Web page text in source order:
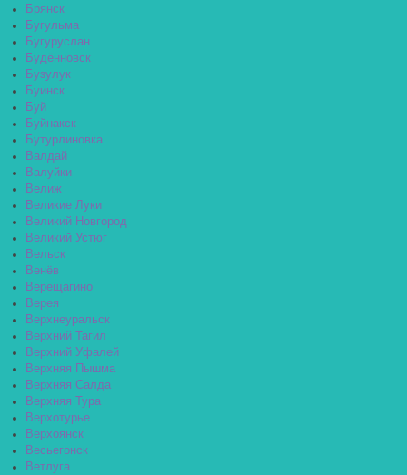
Брянск
Бугульма
Бугуруслан
Будённовск
Бузулук
Буинск
Буй
Буйнакск
Бутурлиновка
Валдай
Валуйки
Велиж
Великие Луки
Великий Новгород
Великий Устюг
Вельск
Венёв
Верещагино
Верея
Верхнеуральск
Верхний Тагил
Верхний Уфалей
Верхняя Пышма
Верхняя Салда
Верхняя Тура
Верхотурье
Верхоянск
Весьегонск
Ветлуга